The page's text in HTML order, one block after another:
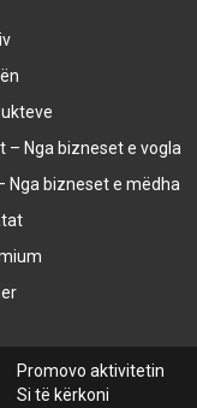
– Nga bizneset e vogla
Nga bizneset e mëdha
Promovo aktivitetin
Si të kërkoni